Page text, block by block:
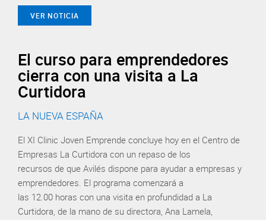
VER NOTICIA
El curso para emprendedores
cierra con una visita a La
Curtidora
LA NUEVA ESPAÑA
El XI Clinic Joven Emprende concluye hoy en el Centro de
Empresas La Curtidora con un repaso de los
recursos de que Avilés dispone para ayudar a empresas y
emprendedores. El programa comenzará a
las 12.00 horas con una visita en profundidad a La
Curtidora, de la mano de su directora, Ana Lamela,